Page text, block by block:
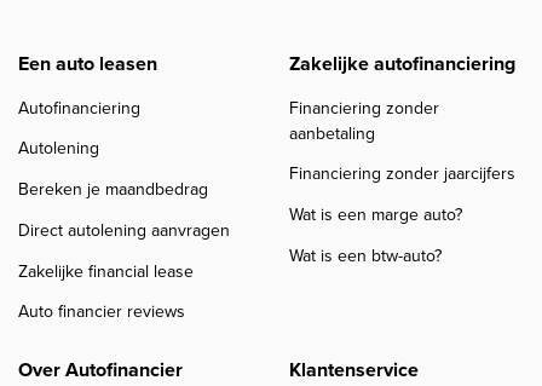
Een auto leasen
Autofinanciering
Autolening
Bereken je maandbedrag
Direct autolening aanvragen
Zakelijke financial lease
Auto financier reviews
Zakelijke autofinanciering
Financiering zonder
aanbetaling
Financiering zonder jaarcijfers
Wat is een marge auto?
Wat is een btw-auto?
Over Autofinancier
Klantenservice